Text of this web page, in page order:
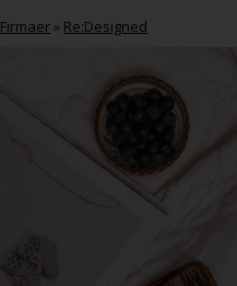
Firmaer» Re:Designed